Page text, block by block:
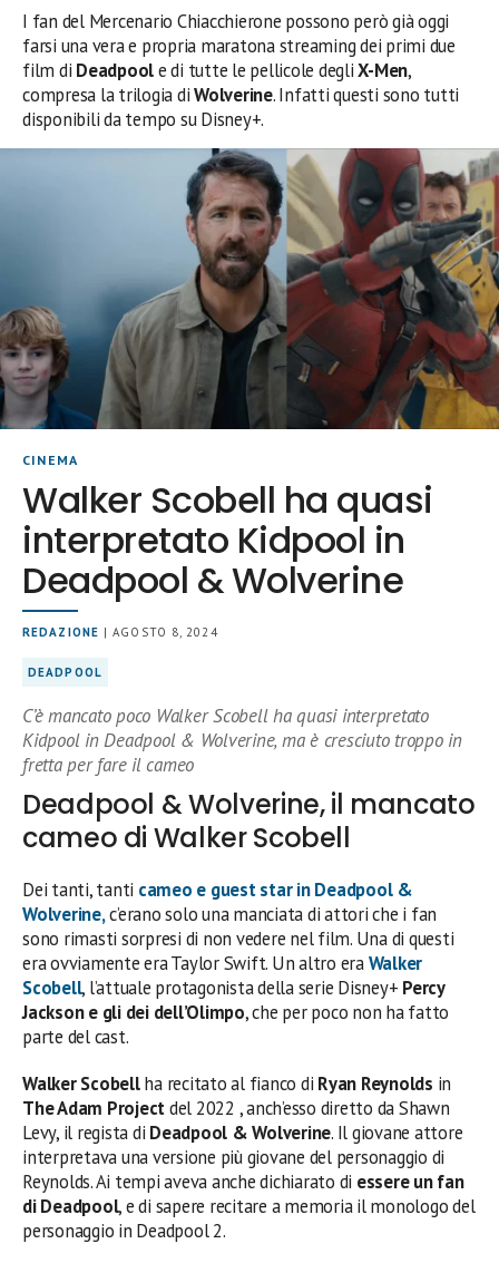
I fan del Mercenario Chiacchierone possono però già oggi
farsi una vera e propria maratona streaming dei primi due
film di Deadpoole di tutte le pellicole degliX-Men,
compresa la trilogia diWolverine. Infatti questi sono tutti
disponibili da tempo su Disney+.
CINEMA
Walker Scobell ha quasi
interpretato Kidpool in
Deadpool & Wolverine
REDAZIONE | AGOSTO 8, 2024
DEADPOOL
C’è mancato poco Walker Scobell ha quasi interpretato
Kidpool in Deadpool & Wolverine, ma è cresciuto troppo in
fretta per fare il cameo
Deadpool & Wolverine, il mancato
cameo di Walker Scobell
Dei tanti, tanti cameo e guest star inDeadpool &
Wolverine,c’erano solo una manciata di attori che i fan
sono rimasti sorpresi di non vedere nel film. Una di questi
era ovviamente era Taylor Swift. Un altro eraWalker
Scobell, l’attuale protagonista della serie Disney+ Percy
Jackson e gli dei dell’Olimpo, che per poco non ha fatto
parte del cast.
Walker Scobellha recitato al fianco di Ryan Reynolds in
The Adam Projectdel 2022 , anch’esso diretto da Shawn
Levy, il regista di Deadpool & Wolverine. Il giovane attore
interpretava una versione più giovane del personaggio di
Reynolds. Ai tempi aveva anche dichiarato di essere un fan
di Deadpool, e di sapere recitare a memoria il monologo del
personaggio in Deadpool 2.